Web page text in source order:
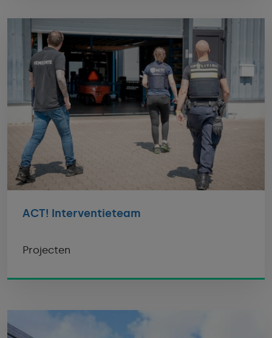
ACT! Interventieteam
Projecten